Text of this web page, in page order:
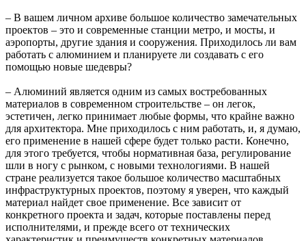
– В вашем личном архиве большое количество замечательных
проектов – это и современные станции метро, и мосты, и
аэропорты, другие здания и сооружения. Приходилось ли вам
работать с алюминием и планируете ли создавать с его
помощью новые шедевры?
– Алюминий является одним из самых востребованных
материалов в современном строительстве – он легок,
эстетичен, легко принимает любые формы, что крайне важно
для архитектора. Мне приходилось с ним работать, и, я думаю,
его применение в нашей сфере будет только расти. Конечно,
для этого требуется, чтобы нормативная база, регулирование
шли в ногу с рынком, с новыми технологиями. В нашей
стране реализуется такое большое количество масштабных
инфраструктурных проектов, поэтому я уверен, что каждый
материал найдет свое применение. Все зависит от
конкретного проекта и задач, которые поставлены перед
исполнителями, и прежде всего от технических